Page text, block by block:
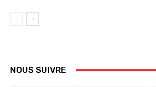
NOUS SUIVRE